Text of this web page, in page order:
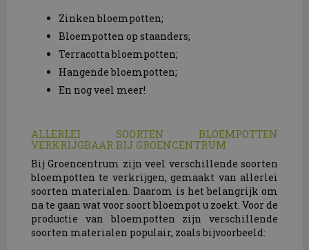
Zinken bloempotten;
Bloempotten op staanders;
Terracotta bloempotten;
Hangende bloempotten;
En nog veel meer!
ALLERLEI SOORTEN BLOEMPOTTEN
VERKRIJGBAAR BIJ GROENCENTRUM
Bij Groencentrum zijn veel verschillende soorten
bloempotten te verkrijgen, gemaakt van allerlei
soorten materialen. Daarom is het belangrijk om
na te gaan wat voor soort bloempot u zoekt. Voor de
productie van bloempotten zijn verschillende
soorten materialen populair, zoals bijvoorbeeld: